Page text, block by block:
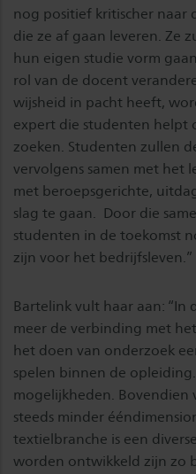
nog positief kritischer naar
die ze af gaan leveren. Ze
hun eigen studie vorm
rol van de docent
wijsheid in pacht heeft,
expert die studenten helpt
zoeken. Studenten zullen
vervolgens samen met het
met beroepsgerichte,
slag te gaan. Door die
studenten in de toekomst
zijn voor het bedrijfsleven.”
Bartelink vult haar aan: “In
meer de verbinding met
het doen van onderzoek
spelen binnen de
mogelijkheden. Bovendien
steeds minder
textielbranche is een
worden ontwikkeld zijn zo